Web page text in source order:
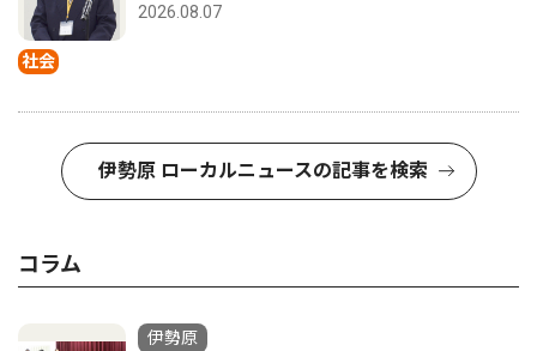
社会
2026.08.07
伊勢原 ローカルニュースの記事を検索
コラム
伊勢原